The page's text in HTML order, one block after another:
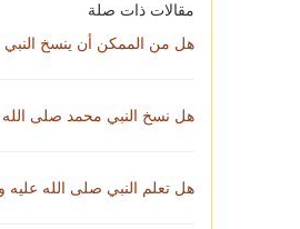
مقالات ذات صلة
هل من الممكن أن ينسخ
هل نسخ النبي محمد صلى
هل تعلم النبي صلى الله عليه